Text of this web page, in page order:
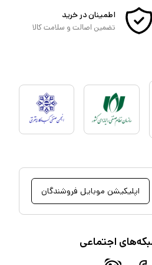
اطمینان در خرید
تضمین اصالت و سلامت کالا
اپلیکیشن موبایل فروشندگان
اجتماعی